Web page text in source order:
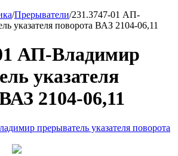
/Прерыватели/231.3747-01 АП-
указателя поворота ВАЗ 2104-06,11
АП-Владимир
указателя
2104-06,11